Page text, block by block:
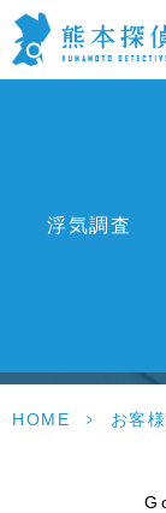
浮気調査
HOME > お客